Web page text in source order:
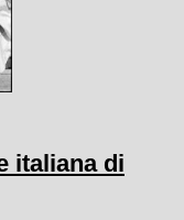
italiana di